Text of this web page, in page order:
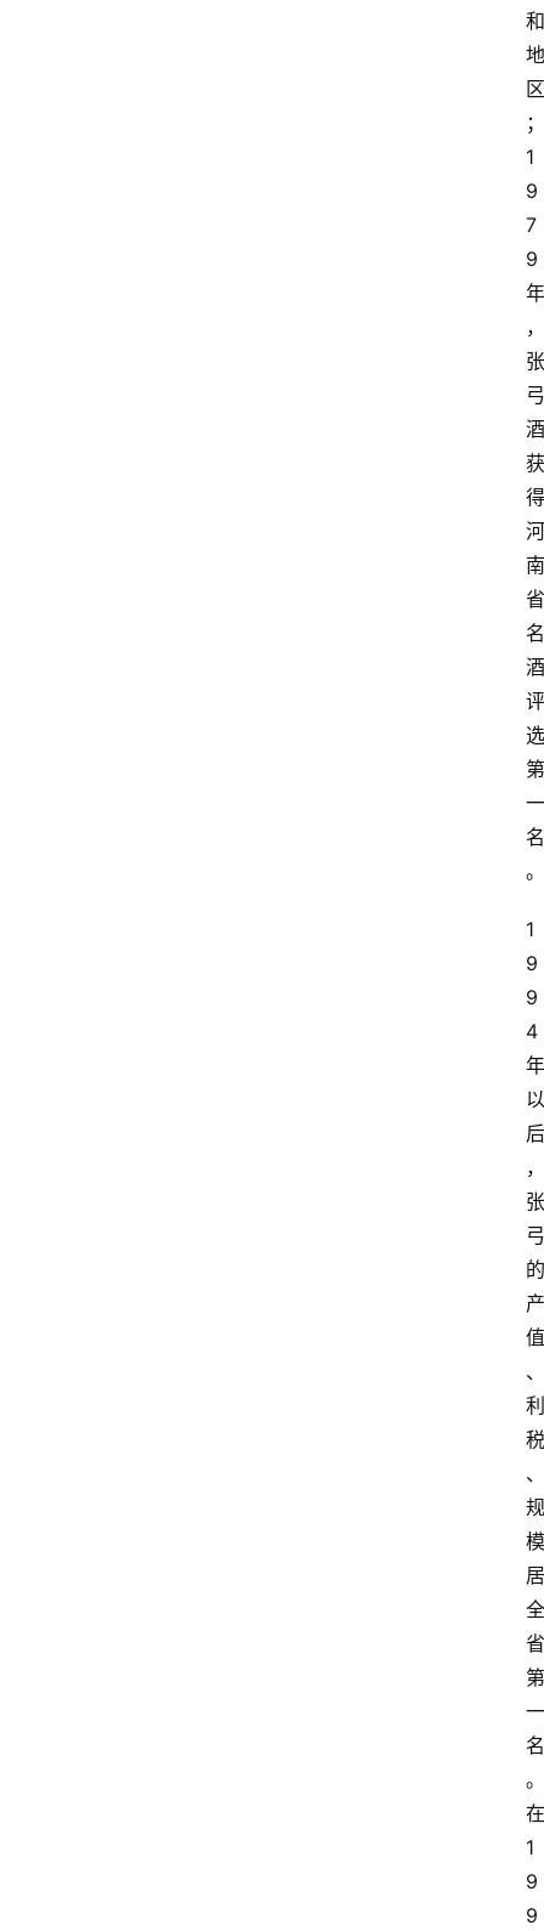
和
地
区
；
1
9
7
9
年
，
张
弓
酒
获
得
河
南
省
名
酒
评
选
第
一
名
。
1
9
9
4
年
以
后
，
张
弓
的
产
值
、
利
税
、
规
模
居
全
省
第
一
名
。
在
1
9
9